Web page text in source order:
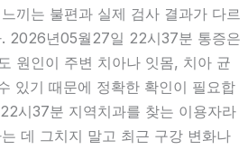
끼는 불편과 실제 검사 결과가 다르
2026년05월27일 22시37분 통증은
원인이 주변 치아나 잇몸, 치아 균
있기 때문에 정확한 확인이 필요합
시37분 지역치과를 찾는 이용자라
데 그치지 말고 최근 구강 변화나